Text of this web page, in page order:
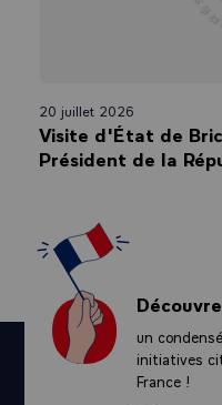
20 juillet 2026
Visite d'État de
Président de la
un
initiatives
France !